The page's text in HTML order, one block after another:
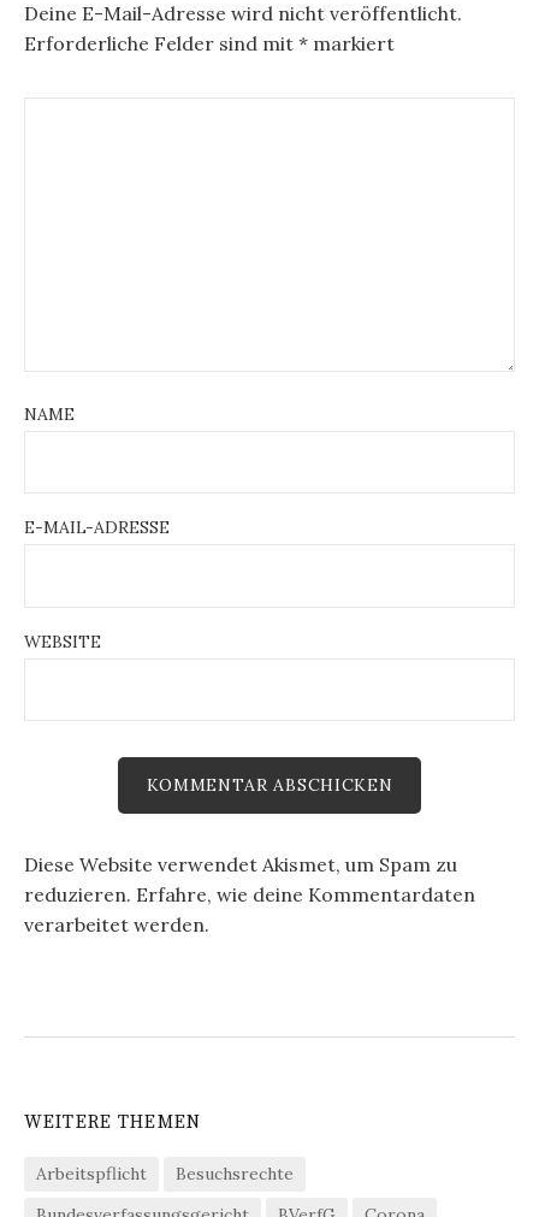
Deine E-Mail-Adresse wird nicht veröffentlicht.
Erforderliche Felder sind mit * markiert
NAME
E-MAIL-ADRESSE
WEBSITE
Diese Website verwendet Akismet, um Spam zu
reduzieren. Erfahre, wie deine Kommentardaten
verarbeitet werden.
WEITERE THEMEN
Arbeitspflicht
Besuchsrechte